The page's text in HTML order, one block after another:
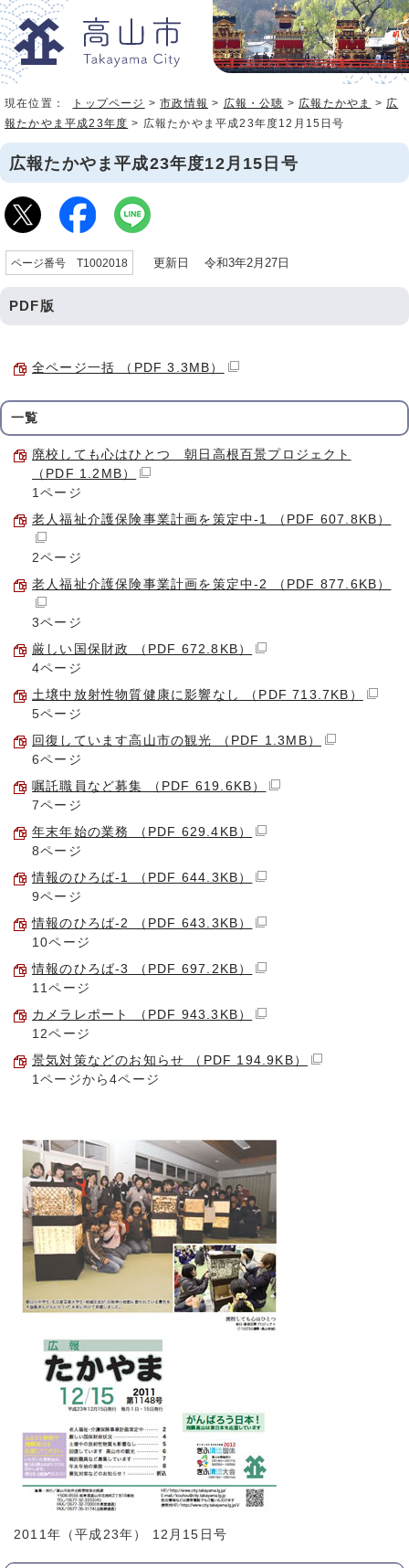
現在位置： トップページ >市政情報 > 広報・公聴 > 広報たかやま > 広
報たかやま平成23年度 > 広報たかやま平成23年度12月15日号
広報たかやま平成23年度12月15日号
ページ番号 T1002018 更新日 令和3年2月27日
PDF版
全ページ一括 （PDF 3.3MB）
一覧
廃校しても心はひとつ 朝日高根百景プロジェクト
（PDF 1.2MB）
1ページ
老人福祉介護保険事業計画を策定中-1 （PDF 607.8KB）
2ページ
老人福祉介護保険事業計画を策定中-2 （PDF 877.6KB）
3ページ
厳しい国保財政 （PDF 672.8KB）
4ページ
土壌中放射性物質健康に影響なし （PDF 713.7KB）
5ページ
回復しています高山市の観光 （PDF 1.3MB）
6ページ
嘱託職員など募集 （PDF 619.6KB）
7ページ
年末年始の業務 （PDF 629.4KB）
8ページ
情報のひろば-1 （PDF 644.3KB）
9ページ
情報のひろば-2 （PDF 643.3KB）
10ページ
情報のひろば-3 （PDF 697.2KB）
11ページ
カメラレポート （PDF 943.3KB）
12ページ
景気対策などのお知らせ （PDF 194.9KB）
1ページから4ページ
2011年（平成23年） 12月15日号